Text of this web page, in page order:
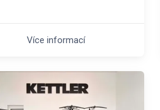
Více informací